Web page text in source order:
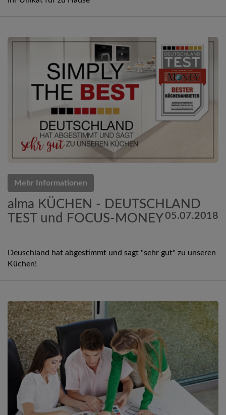
Mehr Informationen
alma KÜCHEN - DEUTSCHLAND
TEST und FOCUS-MONEY05.07.2018
Deuschland hat abgestimmt und sagt "sehr gut" zu unseren
Küchen!